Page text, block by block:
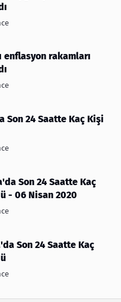
enflasyon rakamları
Son 24 Saatte Kaç Kişi
Son 24 Saatte Kaç
- 06 Nisan 2020
Son 24 Saatte Kaç